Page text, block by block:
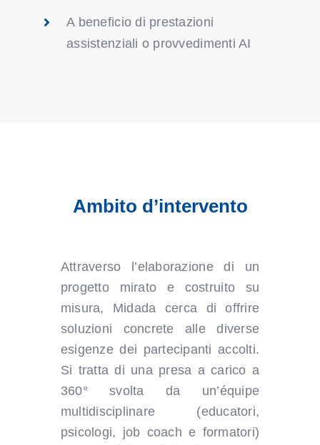
A beneficio di prestazioni
assistenziali o provvedimenti AI
Ambito d’intervento
Attraverso l’elaborazione di un
progetto mirato e costruito su
misura, Midada cerca di offrire
soluzioni concrete alle diverse
esigenze dei partecipanti accolti.
Si tratta di una presa a carico a
360° svolta da un’équipe
multidisciplinare (educatori,
psicologi, job coach e formatori)